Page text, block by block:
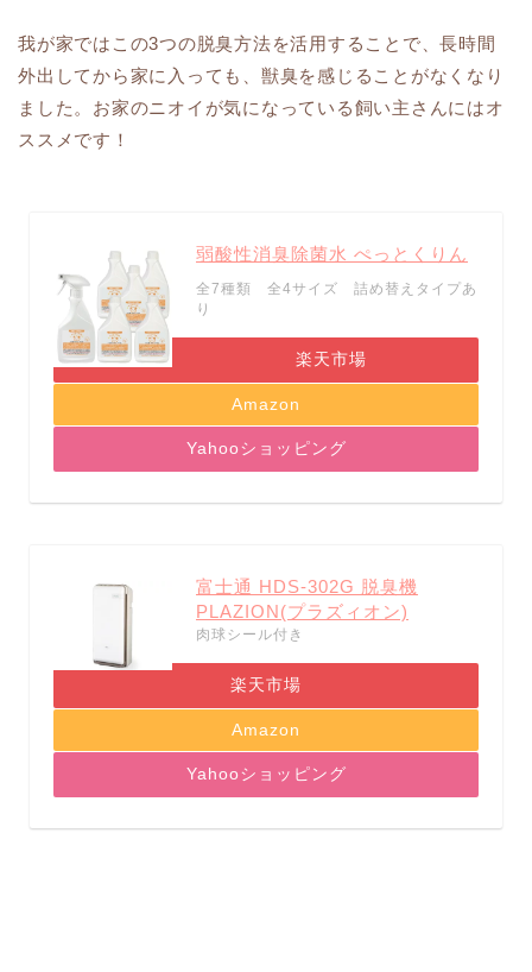
我が家ではこの3つの脱臭方法を活用することで、長時間
外出してから家に入っても、獣臭を感じることがなくなり
ました。お家のニオイが気になっている飼い主さんにはオ
ススメです！
弱酸性消臭除菌水 ぺっとくりん
全7種類 全4サイズ 詰め替えタイプあ
り
楽天市場
Amazon
Yahooショッピング
富士通 HDS-302G 脱臭機
PLAZION(プラズィオン)
肉球シール付き
楽天市場
Amazon
Yahooショッピング